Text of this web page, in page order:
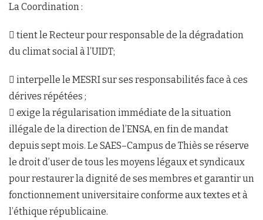
La Coordination :
 tient le Recteur pour responsable de la dégradation
du climat social à l’UIDT;
 interpelle le MESRI sur ses responsabilités face à ces
dérives répétées ;
 exige la régularisation immédiate de la situation
illégale de la direction de l’ENSA, en fin de mandat
depuis sept mois. Le SAES–Campus de Thiès se réserve
le droit d’user de tous les moyens légaux et syndicaux
pour restaurer la dignité de ses membres et garantir un
fonctionnement universitaire conforme aux textes et à
l’éthique républicaine.